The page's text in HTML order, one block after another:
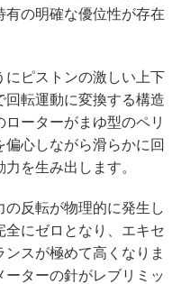
の明確な優位性が存在
にピストンの激しい上下
転運動に変換する構造
ーターがまゆ型のペリ
偏心しながら滑らかに回
を生み出します。
反転が物理的に発生し
全にゼロとなり、エキセ
スが極めて高くなりま
ターの針がレブリミッ